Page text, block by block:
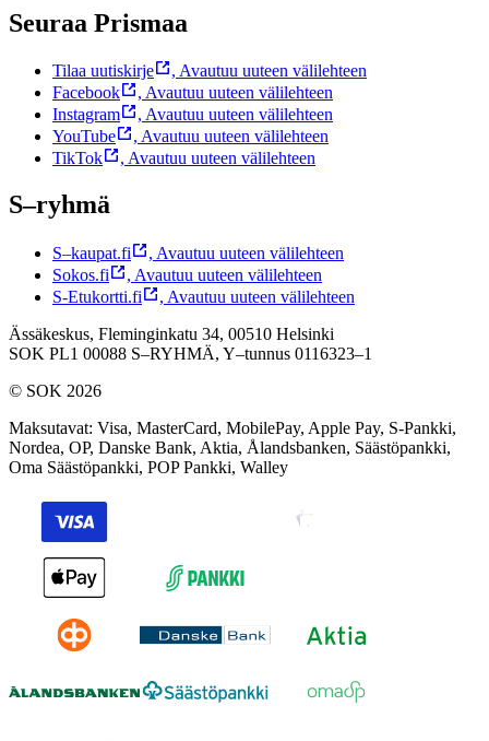
Seuraa Prismaa
Tilaa uutiskirje , Avautuu uuteen välilehteen
Facebook
, Avautuu uuteen välilehteen
Instagram
, Avautuu uuteen välilehteen
YouTube
, Avautuu uuteen välilehteen
TikTok
, Avautuu uuteen välilehteen
S–ryhmä
S–kaupat.fi , Avautuu uuteen välilehteen
Sokos.fi
, Avautuu uuteen välilehteen
S-Etukortti.fi
, Avautuu uuteen välilehteen
Ässäkeskus, Fleminginkatu 34, 00510 Helsinki
SOK PL1 00088 S–RYHMÄ, Y–tunnus 0116323–1
© SOK 2026
Maksutavat: Visa, MasterCard, MobilePay, Apple Pay, S-Pankki,
Nordea, OP, Danske Bank, Aktia, Ålandsbanken, Säästöpankki,
Oma Säästöpankki, POP Pankki, Walley